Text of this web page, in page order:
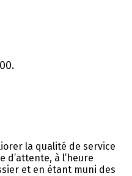
la qualité de service
d’attente, à l’heure
et en étant muni des